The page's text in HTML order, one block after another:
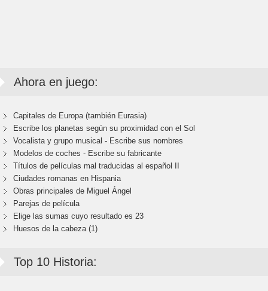
Ahora en juego:
Capitales de Europa (también Eurasia)
Escribe los planetas según su proximidad con el Sol
Vocalista y grupo musical - Escribe sus nombres
Modelos de coches - Escribe su fabricante
Títulos de películas mal traducidas al español II
Ciudades romanas en Hispania
Obras principales de Miguel Ángel
Parejas de película
Elige las sumas cuyo resultado es 23
Huesos de la cabeza (1)
Top 10 Historia: